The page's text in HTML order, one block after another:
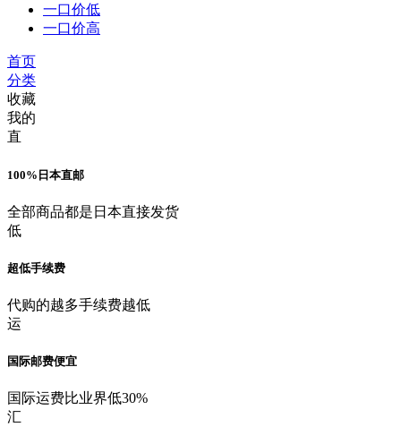
一口价低
一口价高
首页
分类
收藏
我的
直
100%日本直邮
全部商品都是日本直接发货
低
超低手续费
代购的越多手续费越低
运
国际邮费便宜
国际运费比业界低30%
汇